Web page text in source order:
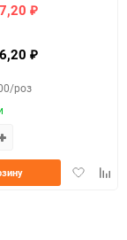
₽
₽
роз
Добавить